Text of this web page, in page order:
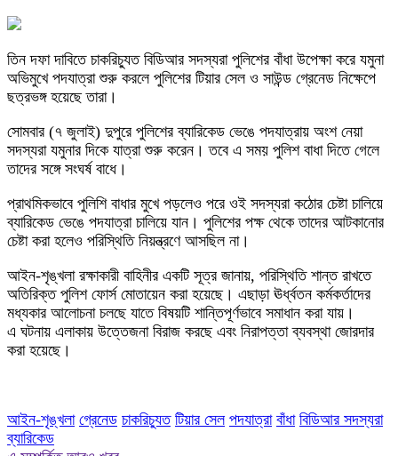
তিন দফা দাবিতে চাকরিচ্যুত বিডিআর সদস্যরা পুলিশের বাঁধা উপেক্ষা করে যমুনা
অভিমুখে পদযাত্রা শুরু করলে পুলিশের টিয়ার সেল ও সাউন্ড গ্রেনেড নিক্ষেপে
ছত্রভঙ্গ হয়েছে তারা।
সোমবার (৭ জুলাই) দুপুরে পুলিশের ব্যারিকেড ভেঙে পদযাত্রায় অংশ নেয়া
সদস্যরা যমুনার দিকে যাত্রা শুরু করেন। তবে এ সময় পুলিশ বাধা দিতে গেলে
তাদের সঙ্গে সংঘর্ষ বাধে।
প্রাথমিকভাবে পুলিশি বাধার মুখে পড়লেও পরে ওই সদস্যরা কঠোর চেষ্টা চালিয়ে
ব্যারিকেড ভেঙে পদযাত্রা চালিয়ে যান। পুলিশের পক্ষ থেকে তাদের আটকানোর
চেষ্টা করা হলেও পরিস্থিতি নিয়ন্ত্রণে আসছিল না।
আইন-শৃঙ্খলা রক্ষাকারী বাহিনীর একটি সূত্র জানায়, পরিস্থিতি শান্ত রাখতে
অতিরিক্ত পুলিশ ফোর্স মোতায়েন করা হয়েছে। এছাড়া ঊর্ধ্বতন কর্মকর্তাদের
মধ্যকার আলোচনা চলছে যাতে বিষয়টি শান্তিপূর্ণভাবে সমাধান করা যায়।
এ ঘটনায় এলাকায় উত্তেজনা বিরাজ করছে এবং নিরাপত্তা ব্যবস্থা জোরদার
করা হয়েছে।
আইন-শৃঙ্খলা গ্রেনেড চাকরিচ্যুত টিয়ার সেল পদযাত্রা বাঁধা বিডিআর সদস্যরা
ব্যারিকেড